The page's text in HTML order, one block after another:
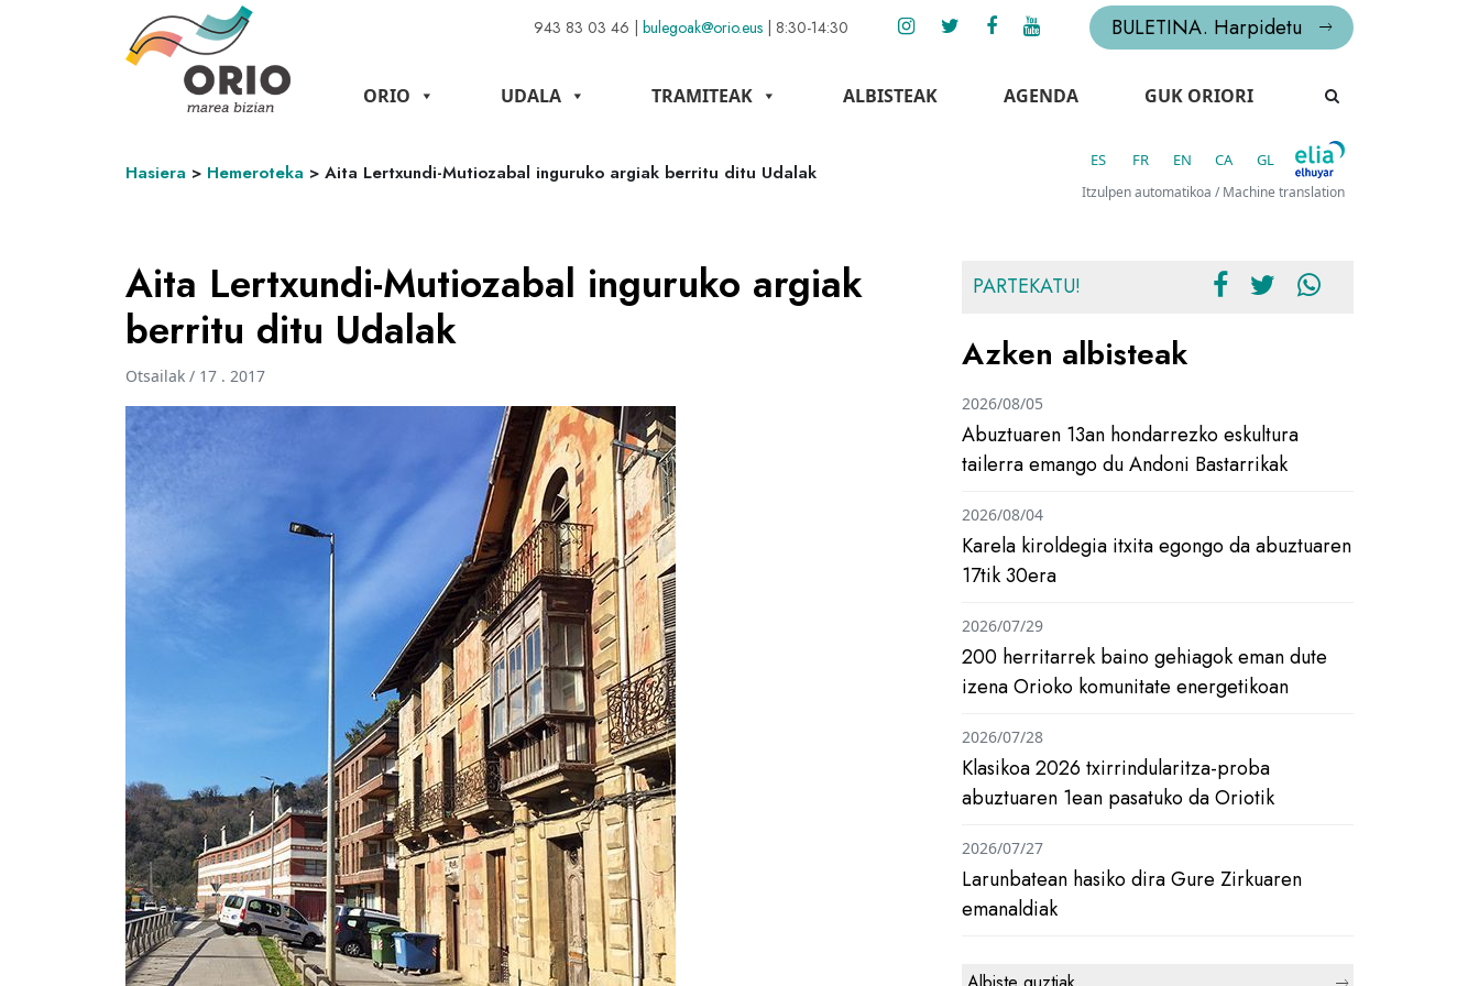
943 83 03 46 | bulegoak@orio.eus | 8:30-14:30 BULETINA. Harpidetu
ORIO UDALA TRAMITEAK ALBISTEAK AGENDA GUK ORIORI
Hasiera > Hemeroteka > Aita Lertxundi-Mutiozabal inguruko argiak berritu ditu Udalak
ES FR EN CA GL
Itzulpen automatikoa / Machine translation
Aita Lertxundi-Mutiozabal inguruko argiak
berritu ditu Udalak
Otsailak / 17 . 2017
PARTEKATU!
Azken albisteak
Abuztuaren 13an hondarrezko eskultura
tailerra emango du Andoni Bastarrikak
2026/08/05
Karela kiroldegia itxita egongo da abuztuaren
17tik 30era
2026/08/04
200 herritarrek baino gehiagok eman dute
izena Orioko komunitate energetikoan
2026/07/29
Klasikoa 2026 txirrindularitza-proba
abuztuaren 1ean pasatuko da Oriotik
2026/07/28
Larunbatean hasiko dira Gure Zirkuaren
emanaldiak
2026/07/27